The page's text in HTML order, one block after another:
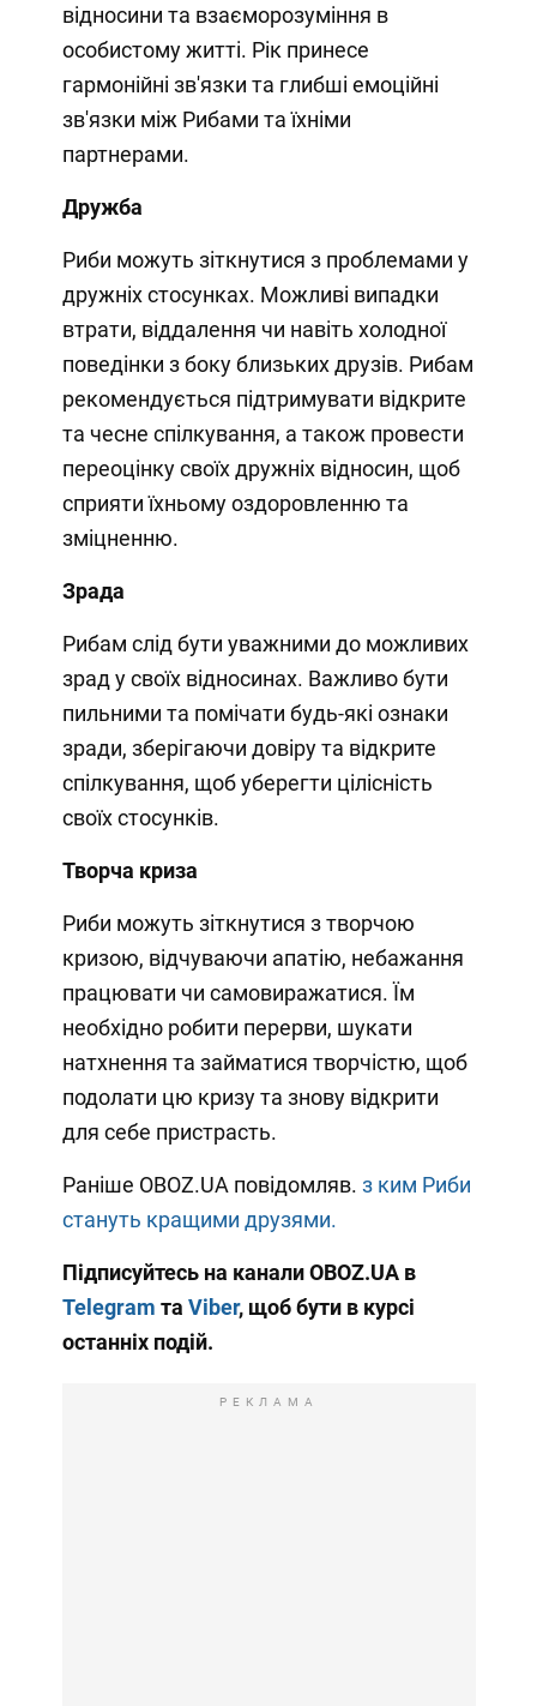
відносини та взаєморозуміння в
особистому житті. Рік принесе
гармонійні зв'язки та глибші емоційні
зв'язки між Рибами та їхніми
партнерами.
Дружба
Риби можуть зіткнутися з проблемами у
дружніх стосунках. Можливі випадки
втрати, віддалення чи навіть холодної
поведінки з боку близьких друзів. Рибам
рекомендується підтримувати відкрите
та чесне спілкування, а також провести
переоцінку своїх дружніх відносин, щоб
сприяти їхньому оздоровленню та
зміцненню.
Зрада
Рибам слід бути уважними до можливих
зрад у своїх відносинах. Важливо бути
пильними та помічати будь-які ознаки
зради, зберігаючи довіру та відкрите
спілкування, щоб уберегти цілісність
своїх стосунків.
Творча криза
Риби можуть зіткнутися з творчою
кризою, відчуваючи апатію, небажання
працювати чи самовиражатися. Їм
необхідно робити перерви, шукати
натхнення та займатися творчістю, щоб
подолати цю кризу та знову відкрити
для себе пристрасть.
Раніше OBOZ.UA повідомляв. з ким Риби
стануть кращими друзями.
Підписуйтесь на канали OBOZ.UA в
Telegram та Viber, щоб бути в курсі
останніх подій.
РЕКЛАМА